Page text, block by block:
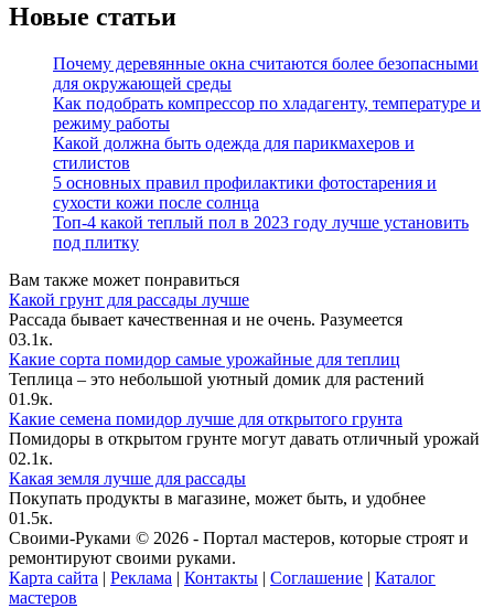
Новые статьи
Почему деревянные окна считаются более безопасными
для окружающей среды
Как подобрать компрессор по хладагенту, температуре и
режиму работы
Какой должна быть одежда для парикмахеров и
стилистов
5 основных правил профилактики фотостарения и
сухости кожи после солнца
Топ-4 какой теплый пол в 2023 году лучше установить
под плитку
Вам также может понравиться
Какой грунт для рассады лучше
Рассада бывает качественная и не очень. Разумеется
03.1к.
Какие сорта помидор самые урожайные для теплиц
Теплица – это небольшой уютный домик для растений
01.9к.
Какие семена помидор лучше для открытого грунта
Помидоры в открытом грунте могут давать отличный урожай
02.1к.
Какая земля лучше для рассады
Покупать продукты в магазине, может быть, и удобнее
01.5к.
Своими-Руками © 2026 - Портал мастеров, которые строят и
ремонтируют своими руками.
Карта сайта | Реклама | Контакты | Соглашение | Каталог
мастеров